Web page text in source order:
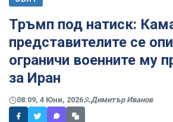
Тръмп под натиск:
представителите се
ограничи военните му
за Иран
08:09, 4 Юни, 2026 Димитър Иванов